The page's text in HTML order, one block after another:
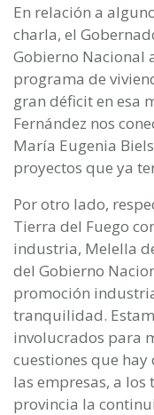
En relación a
charla, el
Gobierno Nacional
programa de
gran déficit en esa
Fernández nos
María Eugenia
proyectos que ya
Por otro lado,
Tierra del Fuego
industria, Melella
del Gobierno
promoción
tranquilidad.
involucrados para
cuestiones que
las empresas, a
provincia la